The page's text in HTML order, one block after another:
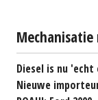
Diesel is nu
Nieuwe